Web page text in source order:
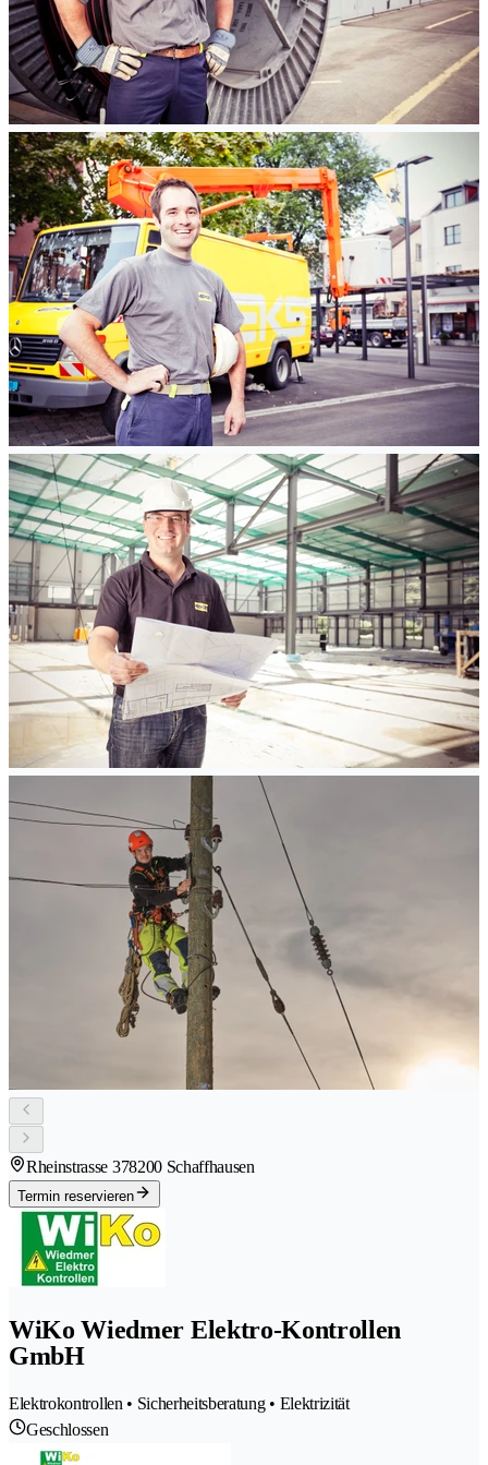
Rheinstrasse 378200 Schaffhausen
Termin reservieren
WiKo Wiedmer Elektro-Kontrollen
GmbH
Elektrokontrollen • Sicherheitsberatung • Elektrizität
Geschlossen